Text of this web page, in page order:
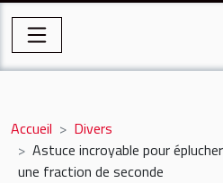
Accueil
Divers
Astuce incroyable pour
une fraction de seconde